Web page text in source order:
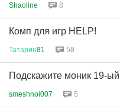
Shaoline 8
Комп для игр HELP!
Татарин81 58
Подскажите моник 19-ый
smeshnoi007 5